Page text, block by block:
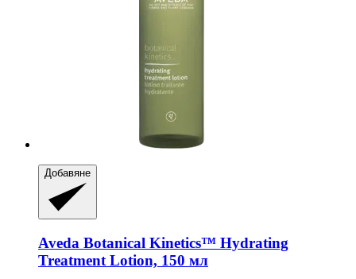
Добавяне
Aveda Botanical Kinetics™ Hydrating
Treatment Lotion, 150 мл